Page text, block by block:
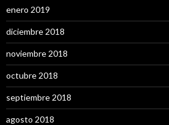
enero 2019
diciembre 2018
noviembre 2018
octubre 2018
septiembre 2018
agosto 2018